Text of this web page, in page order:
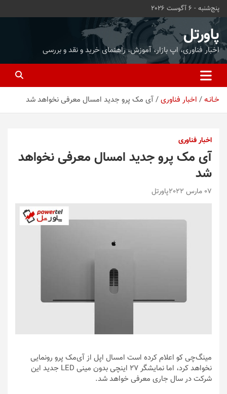
محتوا
بروید
پنج‌شنبه - 6 آگوست 2026
پاورتل
اخبار فناوری، اپ بازار، آموزش، راهنمای خرید و نقد و بررسی
خـانـه اخبار فناوری آی مک پرو جدید امسال معرفی نخواهد شد
اخبار فناوری
آی مک پرو جدید امسال معرفی نخواهد
شد
07 مارس 2022 پاورتل
مینگ‌چی کو اعلام کرده است امسال اپل از آی‌مک پرو رونمایی
نخواهد کرد، اما نمایشگر ۲۷ اینچی بدون مینی LED جدید این
شرکت در سال جاری معرفی خواهد شد.